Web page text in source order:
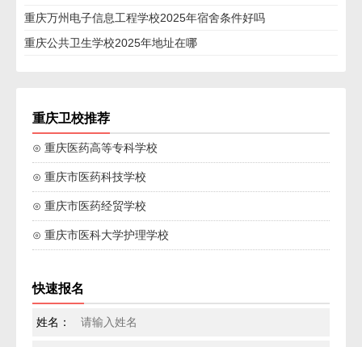
重庆万州电子信息工程学校2025年宿舍条件好吗
重庆公共卫生学校2025年地址在哪
重庆卫校推荐
⊙ 重庆医药高等专科学校
⊙ 重庆市医药科技学校
⊙ 重庆市医药经贸学校
⊙ 重庆市医科大学护理学校
快速报名
姓名：